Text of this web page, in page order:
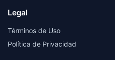
Legal
Términos de Uso
Política de Privacidad